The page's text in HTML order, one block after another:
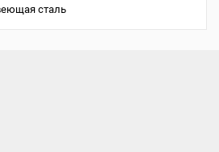
сталь